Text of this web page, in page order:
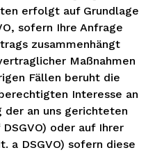
erfolgt auf Grundlage
sofern Ihre Anfrage
zusammenhängt
Maßnahmen
Fällen beruht die
Interesse an
an uns gerichteten
oder auf Ihrer
a DSGVO) sofern diese